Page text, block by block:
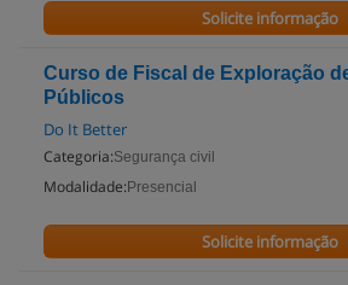
Solicite informação
Curso de Fiscal de Exploração
Públicos
Do It Better
Categoria:Segurança civil
Modalidade: Presencial
Solicite informação